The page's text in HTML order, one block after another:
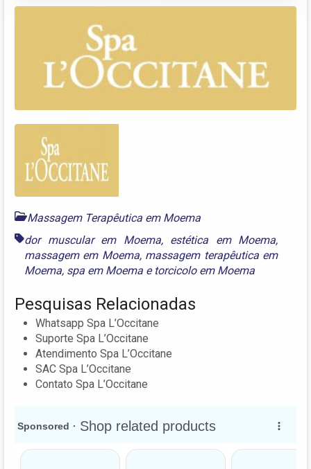
Massagem Terapêutica em Moema
dor muscular em Moema, estética em Moema,
massagem em Moema, massagem terapêutica em
Moema, spa em Moema e torcicolo em Moema
Pesquisas Relacionadas
Whatsapp Spa L’Occitane
Suporte Spa L’Occitane
Atendimento Spa L’Occitane
SAC Spa L’Occitane
Contato Spa L’Occitane